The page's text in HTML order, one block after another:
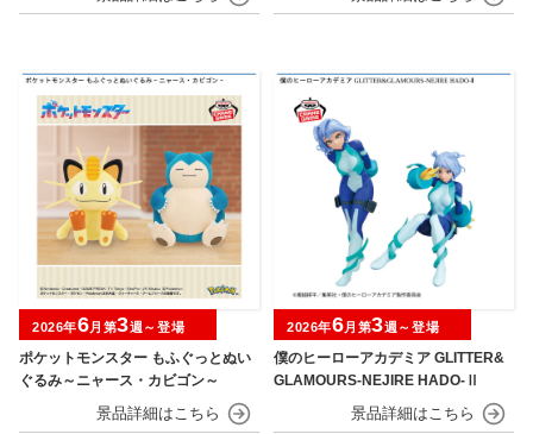
ポケットモンスター もふぐっとぬい
ぐるみ～ニャース・カビゴン～
2026年6月第3週～登場
僕のヒーローアカデミア GLITTER&
GLAMOURS-NEJIRE HADO-Ⅱ
2026年6月第3週～登場